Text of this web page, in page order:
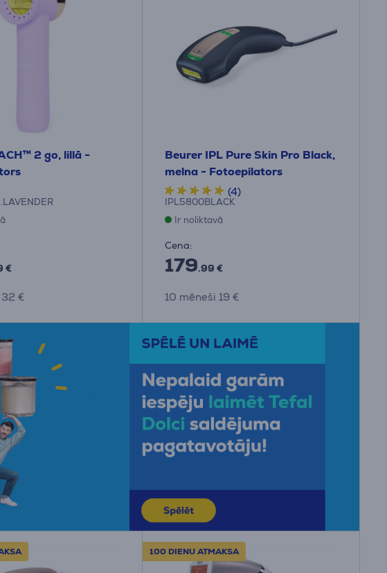
2 go, lillā -
€
€
Beurer IPL Pure Skin Pro Black,
melna - Fotoepilators
(4)
IPL5800BLACK
Ir noliktavā
Cena:
179.99 €
10 mēneši 19 €
100 DIENU ATMAKSA